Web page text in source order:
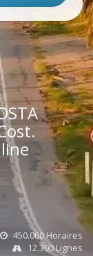
450.000 Horaires
12.300 Lignes